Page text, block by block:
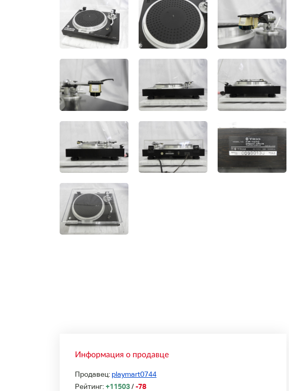
Информация о продавце
Продавец: playmart0744
Рейтинг:+11503/-78